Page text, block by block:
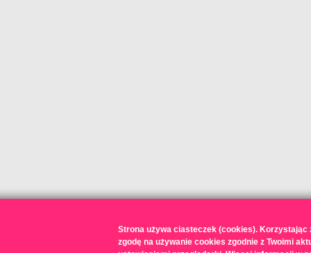
Strona używa ciasteczek (cookies). Korzystając
zgodę na używanie cookies zgodnie z Twoimi